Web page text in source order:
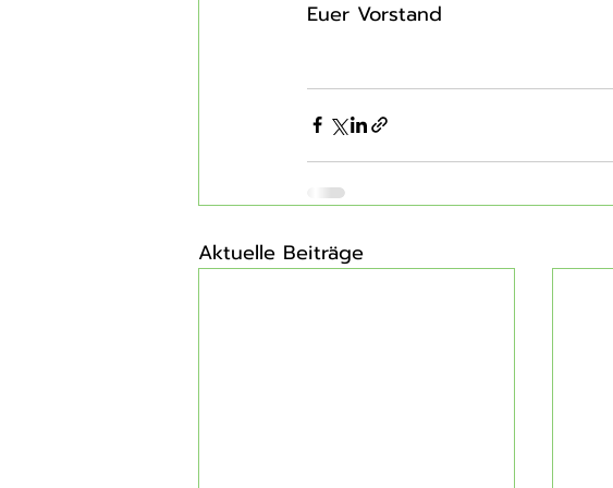
Euer Vorstand
Aktuelle Beiträge